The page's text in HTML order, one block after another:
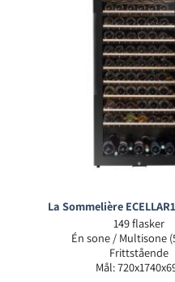
La Sommelière
149 flasker
Én sone / Multisone
Frittstående
Mål: